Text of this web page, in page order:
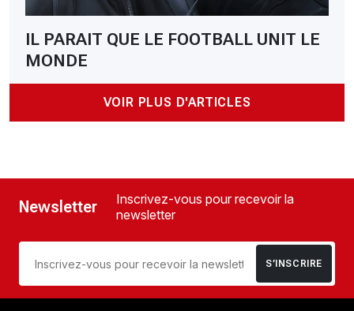
IL PARAIT QUE LE FOOTBALL UNIT LE
MONDE
VOIR PLUS D'ARTICLES
Newsletter
Inscrivez-vous pour recevoir la
newsletter
S’INSCRIRE